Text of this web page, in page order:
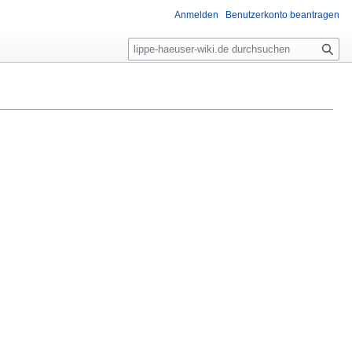
Anmelden Benutzerkonto beantragen
S
u
e